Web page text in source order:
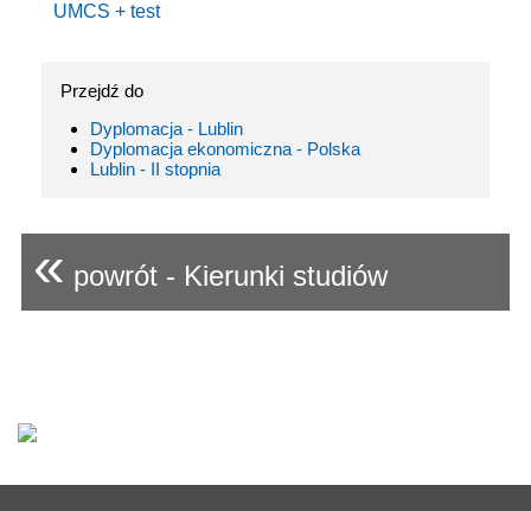
UMCS + test
Przejdź do
Dyplomacja - Lublin
Dyplomacja ekonomiczna - Polska
Lublin - II stopnia
« powrót - Kierunki studiów